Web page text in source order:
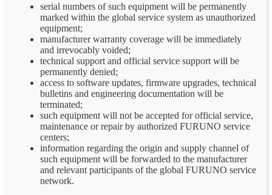
serial numbers of such equipment will be permanently
marked within the global service system as unauthorized
equipment;
manufacturer warranty coverage will be immediately
and irrevocably voided;
technical support and official service support will be
permanently denied;
access to software updates, firmware upgrades, technical
bulletins and engineering documentation will be
terminated;
such equipment will not be accepted for official service,
maintenance or repair by authorized FURUNO service
centers;
information regarding the origin and supply channel of
such equipment will be forwarded to the manufacturer
and relevant participants of the global FURUNO service
network.